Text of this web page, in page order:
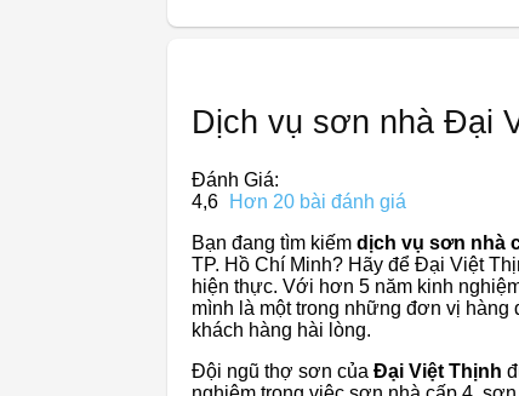
Dịch vụ sơn nhà Đại
Đánh Giá:
4,6
Hơn 20 bài đánh giá
Bạn đang tìm kiếm dịch vụ sơn nhà
TP. Hồ Chí Minh? Hãy để Đại Việt
hiện thực. Với hơn 5 năm kinh
mình là một trong những đơn vị
khách hàng hài lòng.
Đội ngũ thợ sơn của Đại Việt Thịnh